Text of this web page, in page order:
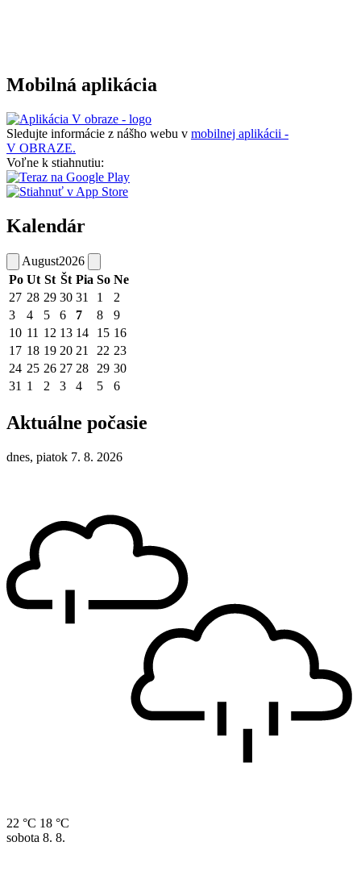
Mobilná aplikácia
Sledujte informácie z nášho webu v mobilnej aplikácii -
V OBRAZE.
Voľne k stiahnutiu:
Kalendár
August2026
Po Ut St Št Pia So Ne
27 28 29 30 31 1
2
3
4 5 6 7 8
9
10 11 12 13 14 15 16
17 18 19 20 21 22 23
24 25 26 27 28 29 30
31 1 2 3 4 5 6
Aktuálne počasie
dnes, piatok 7. 8. 2026
22 °C 18 °C
sobota 8. 8.